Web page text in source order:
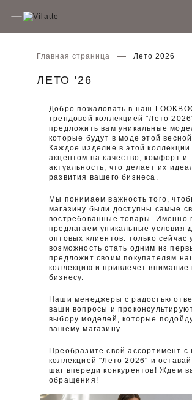
Главная страница Лето 2026
ЛЕТО '26
Добро пожаловать в наш
трендовой коллекцией "Лето
предложить вам уникальные
которые будут в моде этой
Каждое изделие в этой коллекции
акцентом на качество, комфорт и
актуальность, что делает их
развития вашего бизнеса.
Мы понимаем важность того,
магазину были доступны самые
востребованные товары. Именно
предлагаем уникальные условия
оптовых клиентов: только сейчас
возможность стать одним из
предложит своим покупателям
коллекцию и привлечет внимание
бизнесу.
Наши менеджеры с радостью
ваши вопросы и
выбору моделей, которые
вашему магазину.
Преобразите свой ассортимент с
коллекцией "Лето 2026" и
шаг впереди конкурентов! Ждем
обращения!